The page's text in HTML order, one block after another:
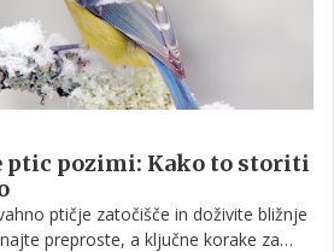
ptic pozimi: Kako to storiti
ptičje zatočišče in doživite bližnje
preproste, a ključne korake za